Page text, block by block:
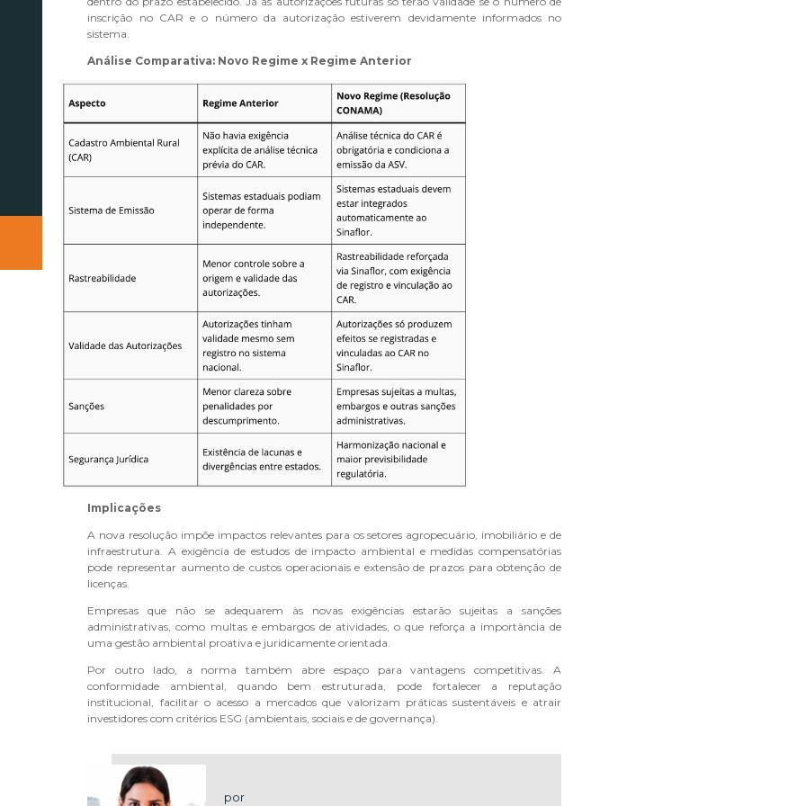
inscrição no CAR e o número da autorização estiverem devidamente informados no
sistema.
Análise Comparativa: Novo Regime x Regime Anterior
Implicações
A nova resolução impõe impactos relevantes para os setores agropecuário, imobiliário e de
infraestrutura. A exigência de estudos de impacto ambiental e medidas compensatórias
pode representar aumento de custos operacionais e extensão de prazos para obtenção de
licenças.
Empresas que não se adequarem às novas exigências estarão sujeitas a sanções
administrativas, como multas e embargos de atividades, o que reforça a importância de
uma gestão ambiental proativa e juridicamente orientada.
Por outro lado, a norma também abre espaço para vantagens competitivas. A
conformidade ambiental, quando bem estruturada, pode fortalecer a reputação
institucional, facilitar o acesso a mercados que valorizam práticas sustentáveis e atrair
investidores com critérios ESG (ambientais, sociais e de governança).
por